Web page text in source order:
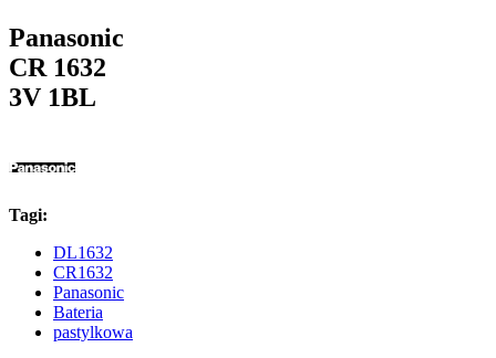
Panasonic
CR 1632
3V 1BL
Tagi:
DL1632
CR1632
Panasonic
Bateria
pastylkowa